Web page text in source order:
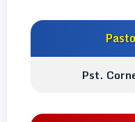
Pst.